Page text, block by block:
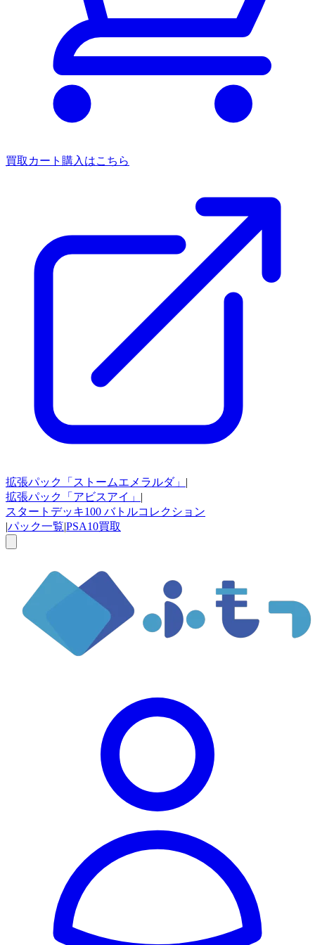
買取カート 購入はこちら
拡張パック 「ストームエメラルダ」 |
拡張パック
「アビスアイ」 |
スタートデッキ100 バトルコレクション
|パック一覧|PSA10買取